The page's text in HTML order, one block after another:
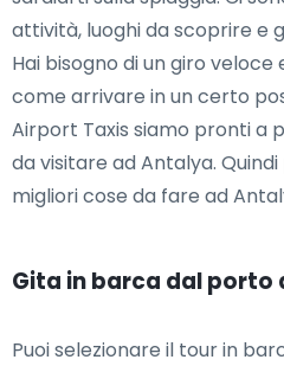
attività, luoghi da scoprire e
Hai bisogno di un giro
come arrivare in un certo
Airport Taxis siamo pronti a
da visitare ad Antalya.
migliori cose da fare ad
Gita in barca dal porto
Puoi selezionare il tour in